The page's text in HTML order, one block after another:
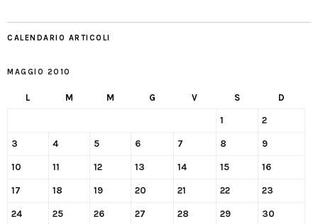
CALENDARIO ARTICOLI
MAGGIO 2010
L M M G V S D
1 2
3 4 5 6 7 8 9
10 11 12 13 14 15 16
17 18 19 20 21 22 23
24 25 26 27 28 29 30